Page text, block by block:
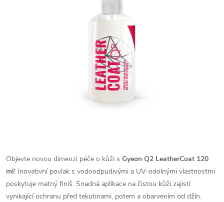
Objevte novou dimenzi péče o kůži s Gyeon Q2 LeatherCoat 120
ml! Inovativní povlak s vodoodpudivými a UV-odolnými vlastnostmi
poskytuje matný finiš. Snadná aplikace na čistou kůži zajistí
vynikající ochranu před tekutinami, potem a obarvením od džín.